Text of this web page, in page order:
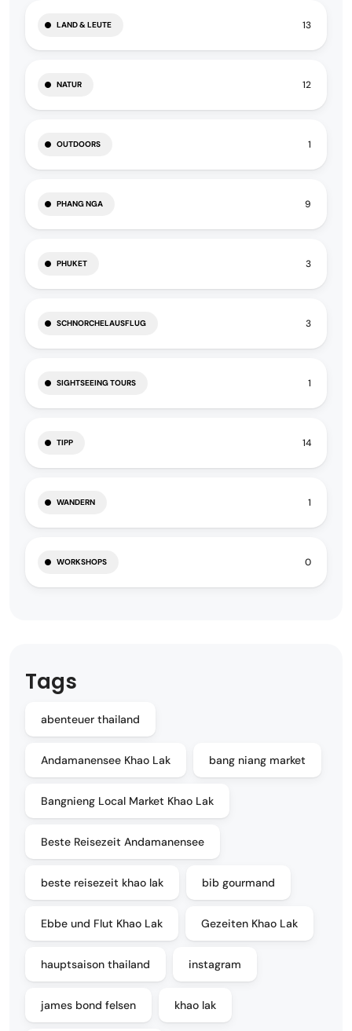
LAND & LEUTE 13
NATUR 12
OUTDOORS 1
PHANG NGA 9
PHUKET 3
SCHNORCHELAUSFLUG 3
SIGHTSEEING TOURS 1
TIPP 14
WANDERN 1
WORKSHOPS 0
Tags
abenteuer thailand
Andamanensee Khao Lak bang niang market
Bangnieng Local Market Khao Lak
Beste Reisezeit Andamanensee
beste reisezeit khao lak bib gourmand
Ebbe und Flut Khao Lak Gezeiten Khao Lak
hauptsaison thailand instagram
james bond felsen khao lak